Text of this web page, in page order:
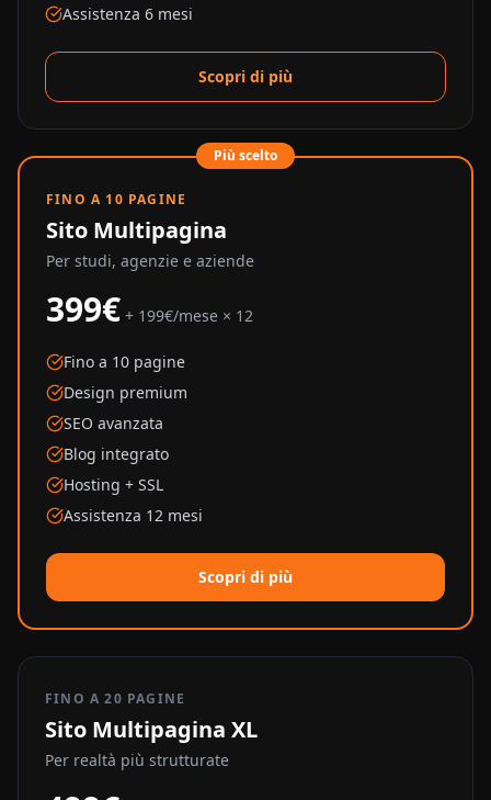
Assistenza 6 mesi
Scopri di più
Più scelto
FINO A 10 PAGINE
Sito Multipagina
Per studi, agenzie e aziende
399€ + 199€/mese × 12
Fino a 10 pagine
Design premium
SEO avanzata
Blog integrato
Hosting + SSL
Assistenza 12 mesi
Scopri di più
FINO A 20 PAGINE
Sito Multipagina XL
Per realtà più strutturate